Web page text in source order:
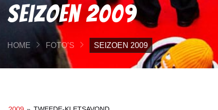
Seizoen 2009
HOME FOTO’S SEIZOEN 2009